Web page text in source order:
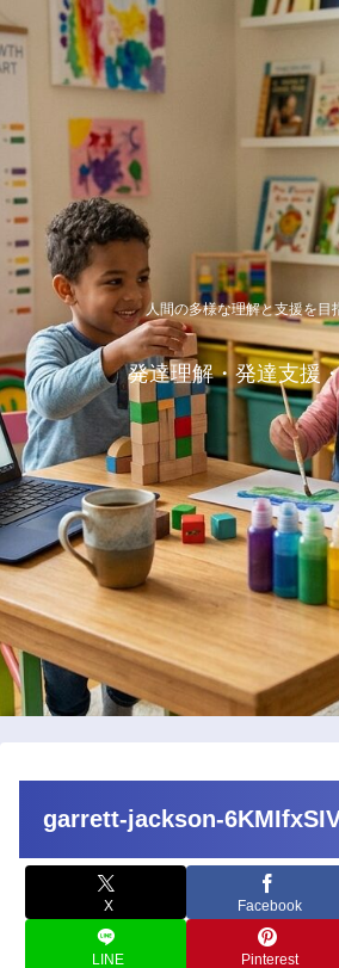
人間の多様な理解と支援を目
発達理解・発達支援
garrett-jackson-
X Facebook
LINE Pinterest